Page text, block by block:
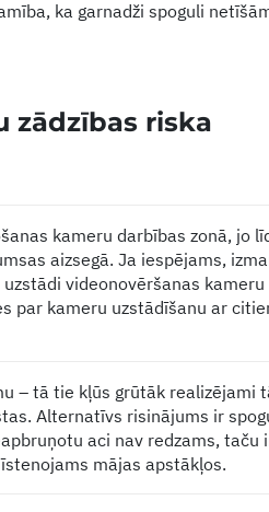
ka garnadži spoguli
zādzības riska
kameru darbības zonā, jo
aizsegā. Ja iespējams,
videonovēršanas kameru
par kameru uzstādīšanu ar
– tā tie kļūs grūtāk realizējami
Alternatīvs risinājums ir
aci nav redzams, taču
mājas apstākļos.